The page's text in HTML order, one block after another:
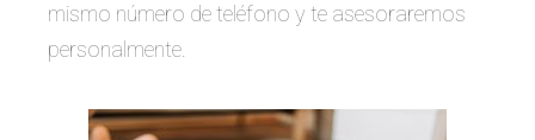
mismo número de teléfono y te asesoraremos
personalmente.